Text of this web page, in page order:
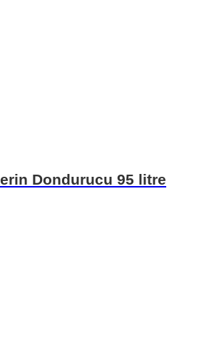
Dondurucu 95 litre